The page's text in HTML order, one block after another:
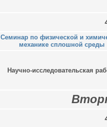
Семинар по физической и
механике сплошной среды
Научно-исследовательская